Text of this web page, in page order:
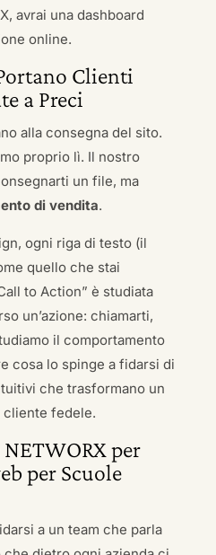
avrai una dashboard
online.
Clienti
a Preci
alla consegna del sito.
proprio lì. Il nostro
un file, ma
di vendita.
ogni riga di testo (il
quello che stai
to Action” è studiata
un’azione: chiamarti,
il comportamento
cosa lo spinge a fidarsi di
che trasformano un
fedele.
NETWORX per
per Scuole
a un team che parla